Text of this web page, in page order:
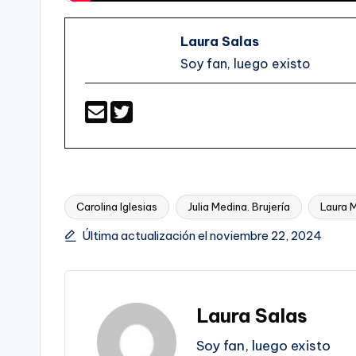
Laura Salas
Soy fan, luego existo
Etiquetas:
Carolina Iglesias Julia Medina. Brujería Laura
Última actualización el noviembre 22, 2024
Laura Salas
Soy fan, luego existo